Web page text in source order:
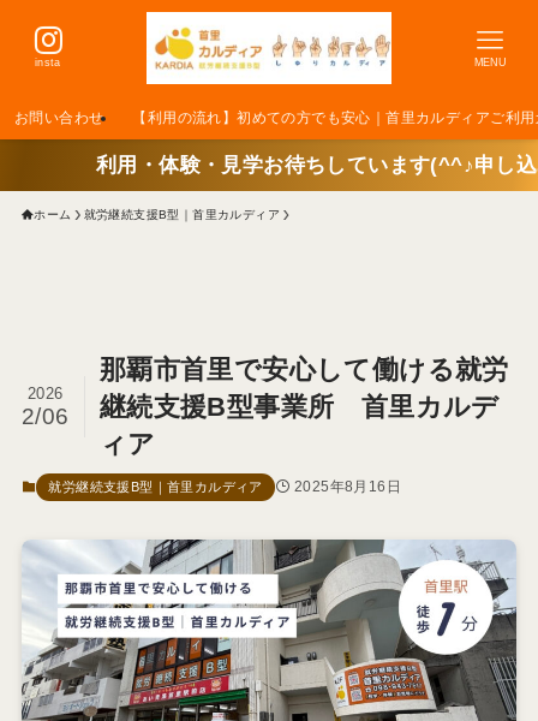
insta MENU
お問い合わせ 【利用の流れ】初めての方でも安心｜首里カルディアご利
見学お待ちしています(^^♪申し込みはこちらをクリッ
ホーム 就労継続支援B型｜首里カルディア
那覇市首里で安心して働ける就労
継続支援B型事業所 首里カルデ
ィア
2026
2/06
就労継続支援B型｜首里カルディア 2025年8月16日